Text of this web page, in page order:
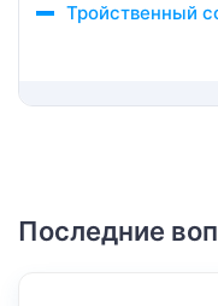
Тройственный
Последние